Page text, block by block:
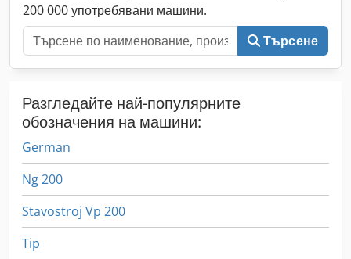
200 000 употребявани машини.
Търсене
Разгледайте най-популярните
обозначения на машини:
German
Ng 200
Stavostroj Vp 200
Tip